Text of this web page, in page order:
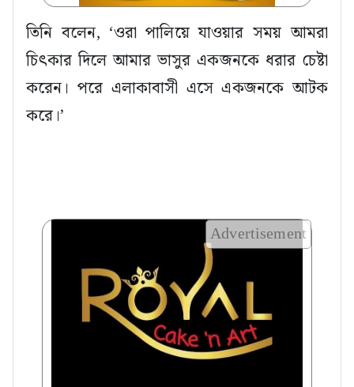
তিনি বলেন, ‘ওরা পালিয়ে যাওয়ার সময় আমরা
চিৎকার দিলে আমার ভাসুর একজনকে ধরার চেষ্টা
করেন। পরে এলাকাবাসী এসে একজনকে আটক
করে।’
Advertisement